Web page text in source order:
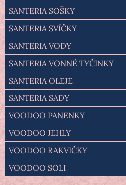
SANTERIA SOŠKY
SANTERIA SVÍČKY
SANTERIA VODY
SANTERIA VONNÉ TYČINKY
SANTERIA OLEJE
SANTERIA SADY
VOODOO PANENKY
VOODOO JEHLY
VOODOO RAKVIČKY
VOODOO SOLI